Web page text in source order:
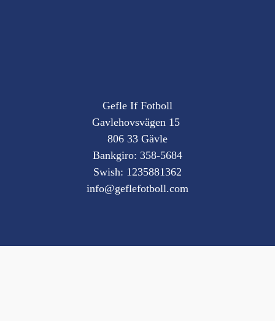
Gefle If Fotboll
Gavlehovsvägen 15
806 33 Gävle
Bankgiro: 358-5684
Swish: 1235881362
info@geflefotboll.com